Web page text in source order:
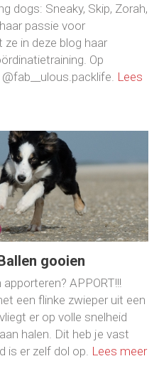
dogs: Sneaky, Skip, Zorah,
passie voor
in deze blog haar
Op
Lees
gooien
APPORT!!!
een flinke zwieper uit een
er op volle snelheid
halen. Dit heb je vast
is er zelf dol op. Lees meer